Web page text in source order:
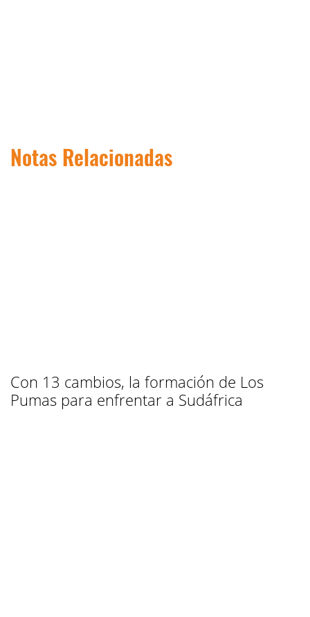
Notas Relacionadas
Con 13 cambios, la formación de Los
Pumas para enfrentar a Sudáfrica